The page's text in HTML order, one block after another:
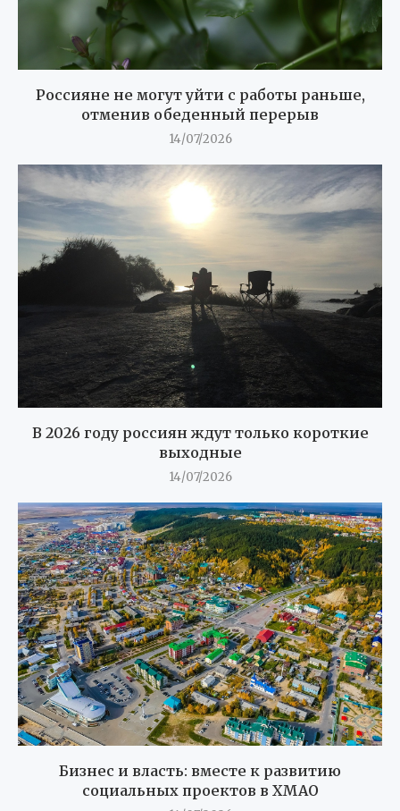
Россияне не могут уйти с работы раньше,
отменив обеденный перерыв
14/07/2026
В 2026 году россиян ждут только короткие
выходные
14/07/2026
Бизнес и власть: вместе к развитию
социальных проектов в ХМАО